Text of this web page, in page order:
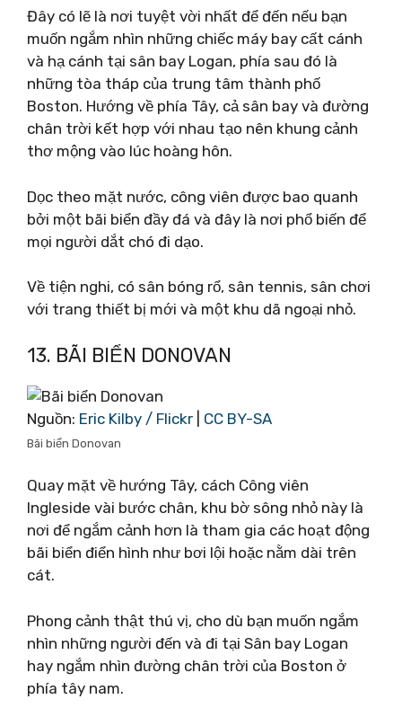
Đây có lẽ là nơi tuyệt vời nhất để đến nếu bạn
muốn ngắm nhìn những chiếc máy bay cất cánh
và hạ cánh tại sân bay Logan, phía sau đó là
những tòa tháp của trung tâm thành phố
Boston. Hướng về phía Tây, cả sân bay và đường
chân trời kết hợp với nhau tạo nên khung cảnh
thơ mộng vào lúc hoàng hôn.
Dọc theo mặt nước, công viên được bao quanh
bởi một bãi biển đầy đá và đây là nơi phổ biến để
mọi người dắt chó đi dạo.
Về tiện nghi, có sân bóng rổ, sân tennis, sân chơi
với trang thiết bị mới và một khu dã ngoại nhỏ.
13. BÃI BIỂN DONOVAN
Nguồn: Eric Kilby / Flickr CC BY-SA
Bãi biển Donovan
Quay mặt về hướng Tây, cách Công viên
Ingleside vài bước chân, khu bờ sông nhỏ này là
nơi để ngắm cảnh hơn là tham gia các hoạt động
bãi biển điển hình như bơi lội hoặc nằm dài trên
cát.
Phong cảnh thật thú vị, cho dù bạn muốn ngắm
nhìn những người đến và đi tại Sân bay Logan
hay ngắm nhìn đường chân trời của Boston ở
phía tây nam.